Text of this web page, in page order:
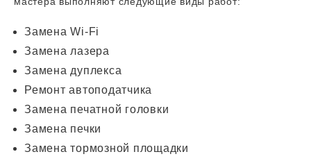
Замена Wi-Fi
Замена лазера
Замена дуплекса
Ремонт автоподатчика
Замена печатной головки
Замена печки
Замена тормозной площадки